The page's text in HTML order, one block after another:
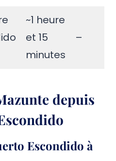
~1 heure
et 15
minutes
–
depuis
Escondido à